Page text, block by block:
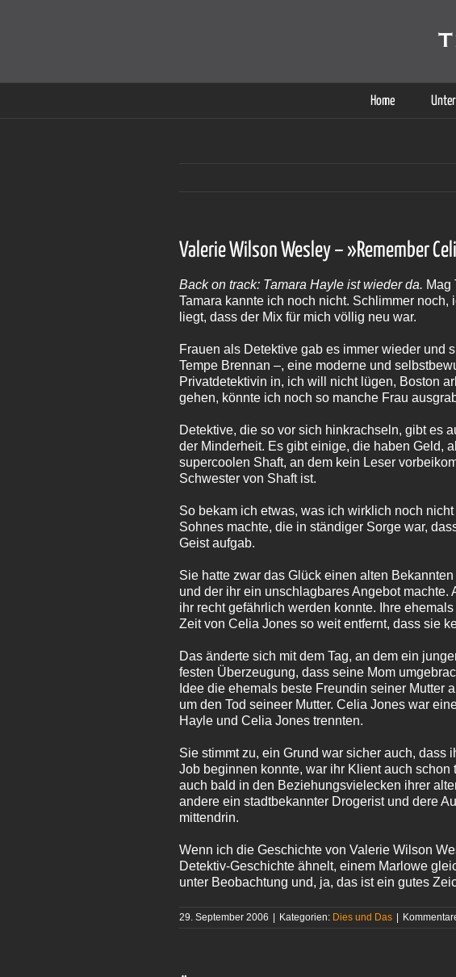
Home
Valerie Wilson Wesley – »Remember
Back on track: Tamara Hayle ist wieder da. Mag
Tamara kannte ich noch nicht. Schlimmer
liegt, dass der Mix für mich völlig neu war.
Frauen als Detektive gab es immer wieder und
Tempe Brennan –, eine moderne und
Privatdetektivin in, ich will nicht lügen, Boston
gehen, könnte ich noch so manche Frau
Detektive, die so vor sich hinkrachseln, gibt es
der Minderheit. Es gibt einige, die haben Geld,
supercoolen Shaft, an dem kein Leser
Schwester von Shaft ist.
So bekam ich etwas, was ich wirklich noch
Sohnes machte, die in ständiger Sorge war,
Geist aufgab.
Sie hatte zwar das Glück einen alten
und der ihr ein unschlagbares Angebot
ihr recht gefährlich werden konnte. Ihre
Zeit von Celia Jones so weit entfernt, dass sie
Das änderte sich mit dem Tag, an dem ein
festen Überzeugung, dass seine Mom
Idee die ehemals beste Freundin seiner Mutter
um den Tod seineer Mutter. Celia Jones war
Hayle und Celia Jones trennten.
Sie stimmt zu, ein Grund war sicher auch, dass
Job beginnen konnte, war ihr Klient auch
auch bald in den Beziehungsvielecken ihrer
andere ein stadtbekannter Drogerist und dere
mittendrin.
Wenn ich die Geschichte von Valerie Wilson
Detektiv-Geschichte ähnelt, einem Marlowe
unter Beobachtung und, ja, das ist ein gutes
29. September 2006 | Kategorien: Dies und Das |
Cookies helfen auf auf dieser Seite bei der Bereitstellung der Dienste.